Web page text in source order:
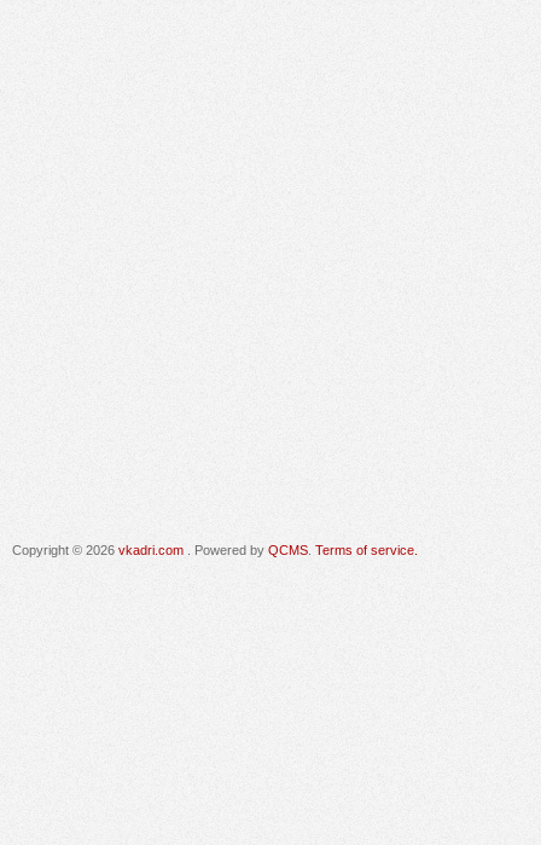
Copyright © 2026 vkadri.com . Powered by QCMS Terms of service.